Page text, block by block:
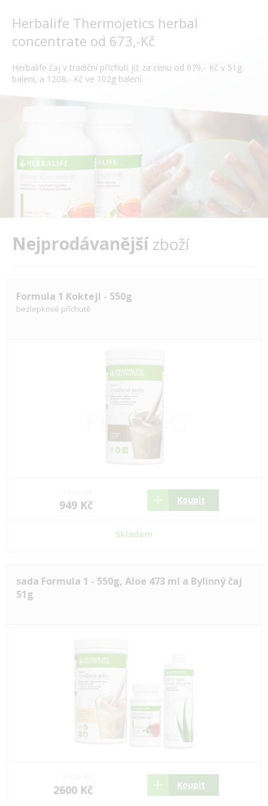
Herbalife Thermojetics herbal
concentrate od 673,-Kč
Herbalife čaj v tradiční příchuti již za cenu od 679,- Kč v 51g
balení, a 1208,- Kč ve 102g balení.
Nejprodávanějšízboží
Formula 1 Koktejl - 550g
bezlepkové příchutě
949 Kč Koupit
Skladem
sada Formula 1 - 550g, Aloe 473 ml a Bylinný čaj
51g
2600 Kč Koupit